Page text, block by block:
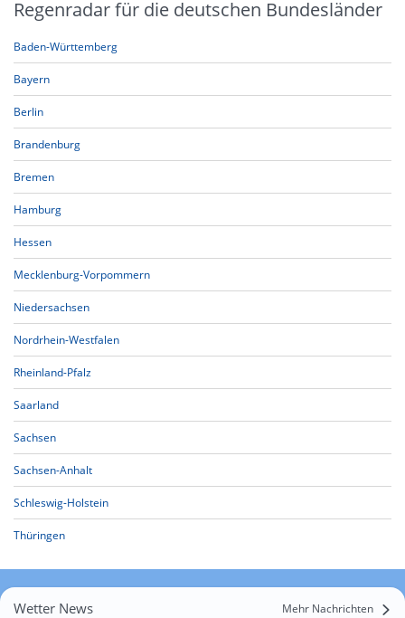
Regenradar für die deutschen Bundesländer
Baden-Württemberg
Bayern
Berlin
Brandenburg
Bremen
Hamburg
Hessen
Mecklenburg-Vorpommern
Niedersachsen
Nordrhein-Westfalen
Rheinland-Pfalz
Saarland
Sachsen
Sachsen-Anhalt
Schleswig-Holstein
Thüringen
Wetter News Mehr Nachrichten